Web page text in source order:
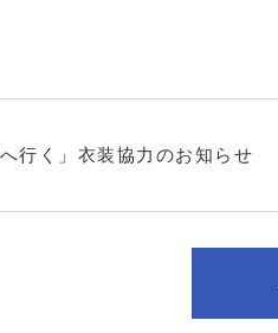
行く」衣装協力のお知らせ